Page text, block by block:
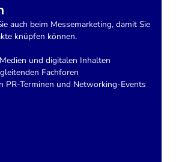
auch beim Messemarketing, damit Sie
knüpfen können.
und digitalen Inhalten
Fachforen
PR-Terminen und Networking-Events